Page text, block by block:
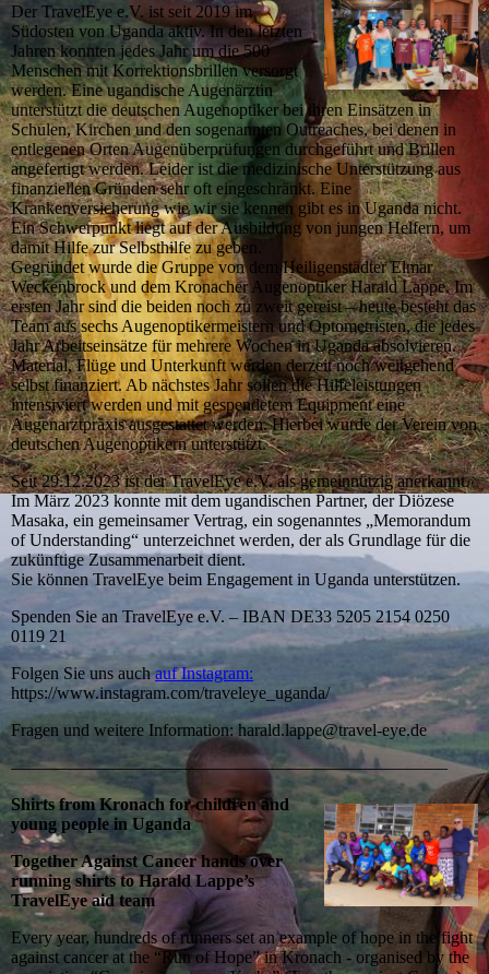
Der TravelEye e.V. ist seit 2019 im
Südosten von Uganda aktiv. In den letzten
Jahren konnten jedes Jahr um die 500
Menschen mit Korrektionsbrillen versorgt
werden. Eine ugandische Augenärztin
unterstützt die deutschen Augenoptiker bei ihren Einsätzen in
Schulen, Kirchen und den sogenannten Outreaches, bei denen in
entlegenen Orten Augenüberprüfungen durchgeführt und Brillen
angefertigt werden. Leider ist die medizinische Unterstützung aus
finanziellen Gründen sehr oft eingeschränkt. Eine
Krankenversicherung wie wir sie kennen gibt es in Uganda nicht.
Ein Schwerpunkt liegt auf der Ausbildung von jungen Helfern, um
damit Hilfe zur Selbsthilfe zu geben.
Gegründet wurde die Gruppe von dem Heiligenstädter Elmar
Weckenbrock und dem Kronacher Augenoptiker Harald Lappe. Im
ersten Jahr sind die beiden noch zu zweit gereist – heute besteht das
Team aus sechs Augenoptikermeistern und Optometristen, die jedes
Jahr Arbeitseinsätze für mehrere Wochen in Uganda absolvieren.
Material, Flüge und Unterkunft werden derzeit noch weitgehend
selbst finanziert. Ab nächstes Jahr sollen die Hilfeleistungen
intensiviert werden und mit gespendetem Equipment eine
Augenarztpraxis ausgestattet werden. Hierbei wurde der Verein von
deutschen Augenoptikern unterstützt.
Seit 29.12.2023 ist der TravelEye e.V. als gemeinnützig anerkannt.
Im März 2023 konnte mit dem ugandischen Partner, der Diözese
Masaka, ein gemeinsamer Vertrag, ein sogenanntes „Memorandum
of Understanding“ unterzeichnet werden, der als Grundlage für die
zukünftige Zusammenarbeit dient.
Sie können TravelEye beim Engagement in Uganda unterstützen.
Spenden Sie an TravelEye e.V. – IBAN DE33 5205 2154 0250
0119 21
Folgen Sie uns auchauf Instagram:
https://www.instagram.com/traveleye_uganda/
Fragen und weitere Information: harald.lappe@travel-eye.de
—————————————————————————
Shirts from Kronach for children and
young people in Uganda
Together Against Cancer hands over
running shirts to Harald Lappe’s
TravelEye aid team
Every year, hundreds of runners set an example of hope in the fight
against cancer at the “Run of Hope” in Kronach - organised by the